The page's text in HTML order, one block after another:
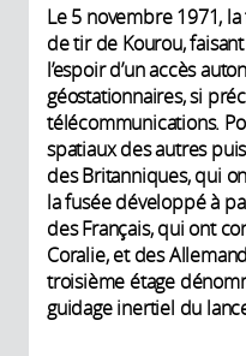
Le 5 novembre 1971, la
de tir de Kourou,
l’espoir d’un accès
géostationnaires, si
télécommunications.
spatiaux des autres
des Britanniques, qui
la fusée développé à
des Français, qui ont
Coralie, et des
troisième étage
guidage inertiel du